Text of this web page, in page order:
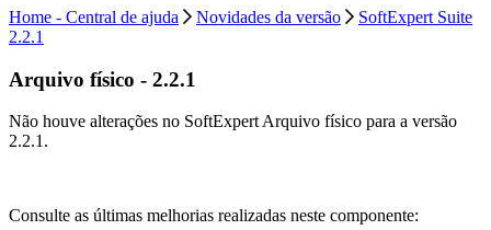
Home - Central de ajuda
Novidades da versão
SoftExpert Suite
2.2.1
Arquivo físico - 2.2.1
Não houve alterações no SoftExpert Arquivo físico para a versão
2.2.1.
Consulte as últimas melhorias realizadas neste componente: